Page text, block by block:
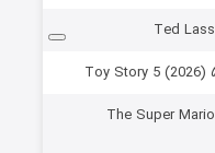
دانلود انیمیشن سوپر ماریو گلکسی The Super Mario